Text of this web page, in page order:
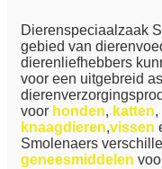
Dierenspeciaalzaak
gebied van
dierenliefhebbers
voor een uitgebreid
voor honden, katten,
knaagdieren,vissen
Smolenaers
geneesmiddelen